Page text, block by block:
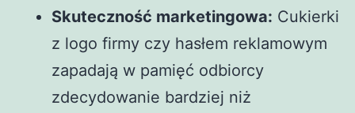
Skuteczność marketingowa: Cukierki
z logo firmy czy hasłem reklamowym
zapadają w pamięć odbiorcy
zdecydowanie bardziej niż